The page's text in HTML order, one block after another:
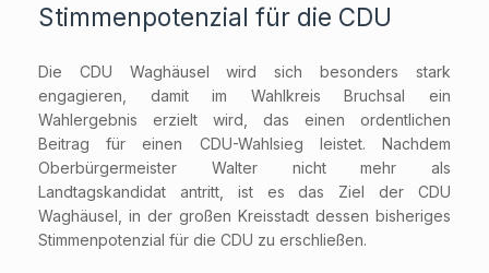
Stimmenpotenzial für die CDU
Die CDU Waghäusel wird sich besonders stark
engagieren, damit im Wahlkreis Bruchsal ein
Wahlergebnis erzielt wird, das einen ordentlichen
Beitrag für einen CDU-Wahlsieg leistet. Nachdem
Oberbürgermeister Walter nicht mehr als
Landtagskandidat antritt, ist es das Ziel der CDU
Waghäusel, in der großen Kreisstadt dessen bisheriges
Stimmenpotenzial für die CDU zu erschließen.